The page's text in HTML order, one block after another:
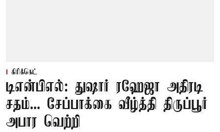
கிரிக்கெட்
டிஎன்பிஎல்: துஷார் ரஹேஜா அதிரடி
சதம்... சேப்பாக்கை வீழ்த்தி திருப்பூர்
அபார வெற்றி